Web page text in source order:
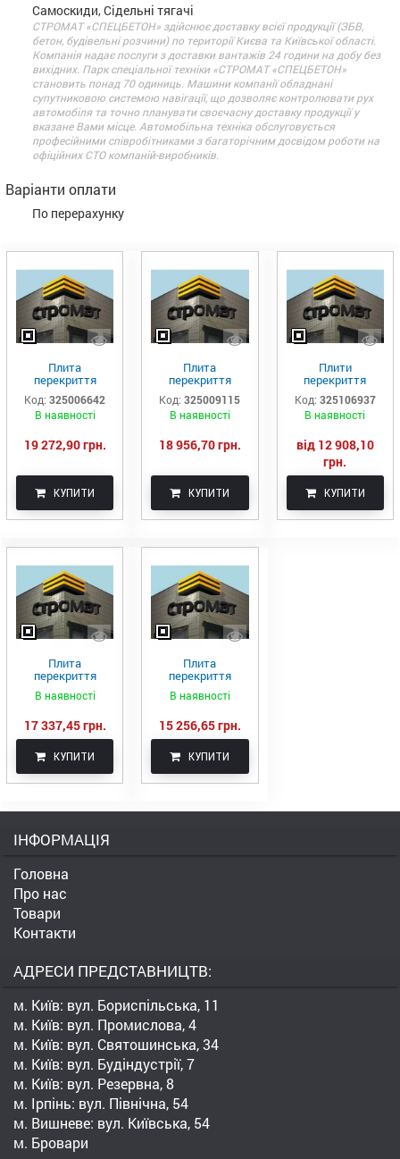
Самоскиди, Сідельні тягачі
СТРОМАТ «СПЕЦБЕТОН» здійснює доставку всієї продукції (ЗБВ,
бетон, будівельні розчини) по території Києва та Київської області.
Компанія надає послуги з доставки вантажів 24 години на добу без
вихідних. Парк спеціальної техніки «СТРОМАТ «СПЕЦБЕТОН»
становить понад 70 одиниць. Машини компанії обладнані
супутниковою системою навігації, що дозволяє контролювати рух
автомобіля та точно планувати своєчасну доставку продукції у
вказане Вами місце. Автомобільна техніка обслуговується
професійними співробітниками з багаторічним досвідом роботи на
офіційних СТО компаній-виробників.
Варіанти оплати
По перерахунку
Плита
перекриття
пустотна ПК 82-
15-8
Код: 325006642
В наявності
19 272,90 грн.
КУПИТИ
Плита
перекриття
пустотна ПК 81-
15-8
Код: 325009115
В наявності
18 956,70 грн.
КУПИТИ
Плити
перекриття
пустотні L=7,3-
9,0м
Код: 325106937
В наявності
від 12 908,10
грн.
КУПИТИ
Плита
перекриття
пустотна ПК 89-
10-8
В наявності
17 337,45 грн.
КУПИТИ
Плита
перекриття
пустотна ПК 83-
12-8
В наявності
15 256,65 грн.
КУПИТИ
ІНФОРМАЦІЯ
Головна
Про нас
Товари
Контакти
АДРЕСИ ПРЕДСТАВНИЦТВ:
м. Київ: вул. Бориспільська, 11
м. Київ: вул. Промислова, 4
м. Київ: вул. Святошинська, 34
м. Київ: вул. Будіндустрії, 7
м. Київ: вул. Резервна, 8
м. Ірпінь: вул. Північна, 54
м. Вишневе: вул. Київська, 54
м. Бровари